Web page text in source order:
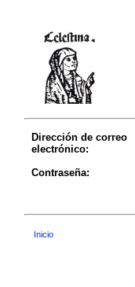
Dirección de correo
electrónico:
Contraseña:
Inicio